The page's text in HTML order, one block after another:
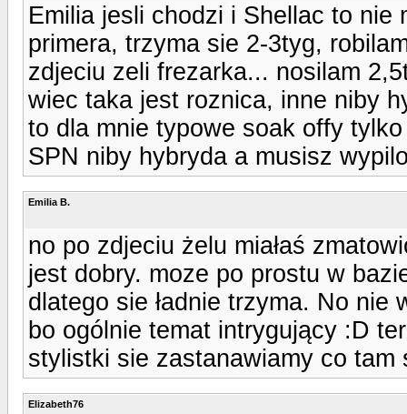
Emilia jesli chodzi i Shellac to
primera, trzyma sie 2-3tyg,
zdjeciu zeli frezarka... nosilam
wiec taka jest roznica, inne niby
to dla mnie typowe soak offy
SPN niby hybryda a musisz
Emilia B.
no po zdjeciu żelu miałaś
jest dobry. moze po prostu w
dlatego sie ładnie trzyma. No
bo ogólnie temat intrygujący :D
stylistki sie zastanawiamy co
Elizabeth76